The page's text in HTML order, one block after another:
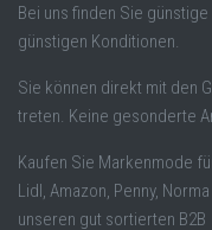
Bei uns finden Sie
günstigen Konditionen.
Sie können direkt mit den
treten. Keine gesonderte
Kaufen Sie Markenmode
Lidl, Amazon, Penny,
unseren gut sortierten B2B